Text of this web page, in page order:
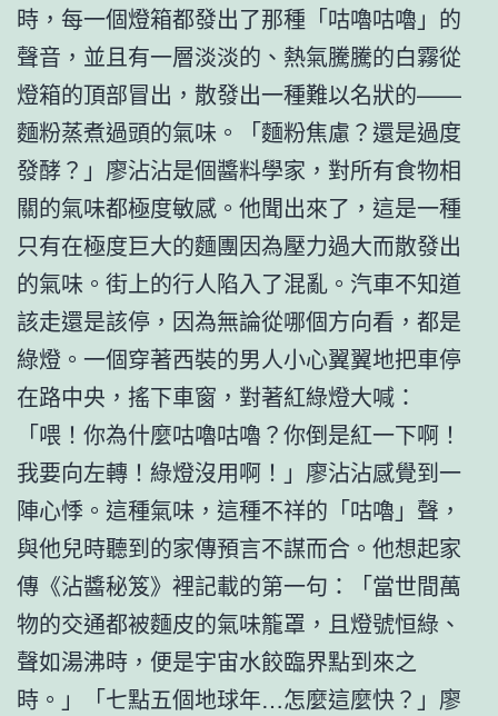
時，每一個燈箱都發出了那種「咕嚕咕嚕」的
聲音，並且有一層淡淡的、熱氣騰騰的白霧從
燈箱的頂部冒出，散發出一種難以名狀的——
麵粉蒸煮過頭的氣味。「麵粉焦慮？還是過度
發酵？」廖沾沾是個醬料學家，對所有食物相
關的氣味都極度敏感。他聞出來了，這是一種
只有在極度巨大的麵團因為壓力過大而散發出
的氣味。街上的行人陷入了混亂。汽車不知道
該走還是該停，因為無論從哪個方向看，都是
綠燈。一個穿著西裝的男人小心翼翼地把車停
在路中央，搖下車窗，對著紅綠燈大喊：
「喂！你為什麼咕嚕咕嚕？你倒是紅一下啊！
我要向左轉！綠燈沒用啊！」廖沾沾感覺到一
陣心悸。這種氣味，這種不祥的「咕嚕」聲，
與他兒時聽到的家傳預言不謀而合。他想起家
傳《沾醬秘笈》裡記載的第一句：「當世間萬
物的交通都被麵皮的氣味籠罩，且燈號恒綠、
聲如湯沸時，便是宇宙水餃臨界點到來之
時。」「七點五個地球年…怎麼這麼快？」廖